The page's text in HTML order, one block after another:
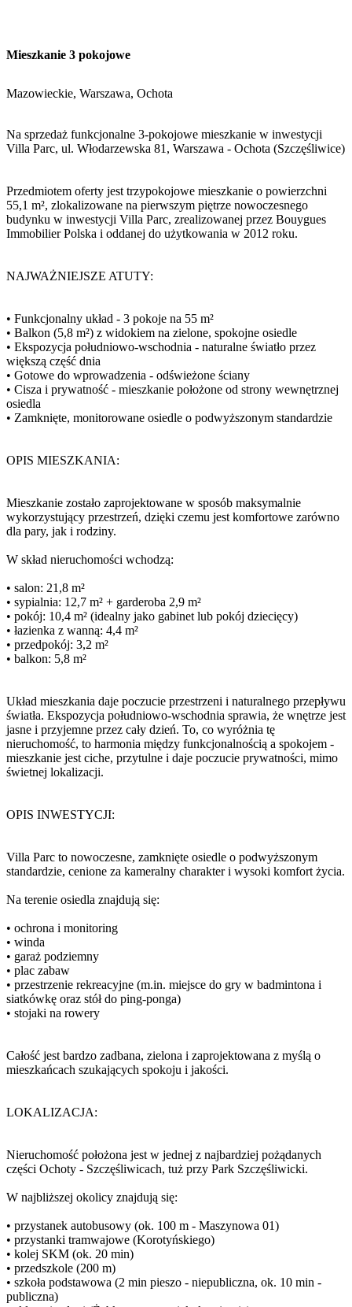
Mieszkanie 3 pokojowe
Mazowieckie, Warszawa, Ochota
Na sprzedaż funkcjonalne 3-pokojowe mieszkanie w inwestycji
Villa Parc, ul. Włodarzewska 81, Warszawa - Ochota (Szczęśliwice)
Przedmiotem oferty jest trzypokojowe mieszkanie o powierzchni
55,1 m², zlokalizowane na pierwszym piętrze nowoczesnego
budynku w inwestycji Villa Parc, zrealizowanej przez Bouygues
Immobilier Polska i oddanej do użytkowania w 2012 roku.
NAJWAŻNIEJSZE ATUTY:
• Funkcjonalny układ - 3 pokoje na 55 m²
• Balkon (5,8 m²) z widokiem na zielone, spokojne osiedle
• Ekspozycja południowo-wschodnia - naturalne światło przez
większą część dnia
• Gotowe do wprowadzenia - odświeżone ściany
• Cisza i prywatność - mieszkanie położone od strony wewnętrznej
osiedla
• Zamknięte, monitorowane osiedle o podwyższonym standardzie
OPIS MIESZKANIA:
Mieszkanie zostało zaprojektowane w sposób maksymalnie
wykorzystujący przestrzeń, dzięki czemu jest komfortowe zarówno
dla pary, jak i rodziny.
W skład nieruchomości wchodzą:
• salon: 21,8 m²
• sypialnia: 12,7 m² + garderoba 2,9 m²
• pokój: 10,4 m² (idealny jako gabinet lub pokój dziecięcy)
• łazienka z wanną: 4,4 m²
• przedpokój: 3,2 m²
• balkon: 5,8 m²
Układ mieszkania daje poczucie przestrzeni i naturalnego przepływu
światła. Ekspozycja południowo-wschodnia sprawia, że wnętrze jest
jasne i przyjemne przez cały dzień. To, co wyróżnia tę
nieruchomość, to harmonia między funkcjonalnością a spokojem -
mieszkanie jest ciche, przytulne i daje poczucie prywatności, mimo
świetnej lokalizacji.
OPIS INWESTYCJI:
Villa Parc to nowoczesne, zamknięte osiedle o podwyższonym
standardzie, cenione za kameralny charakter i wysoki komfort życia.
Na terenie osiedla znajdują się:
• ochrona i monitoring
• winda
• garaż podziemny
• plac zabaw
• przestrzenie rekreacyjne (m.in. miejsce do gry w badmintona i
siatkówkę oraz stół do ping-ponga)
• stojaki na rowery
Całość jest bardzo zadbana, zielona i zaprojektowana z myślą o
mieszkańcach szukających spokoju i jakości.
LOKALIZACJA:
Nieruchomość położona jest w jednej z najbardziej pożądanych
części Ochoty - Szczęśliwicach, tuż przy Park Szczęśliwicki.
W najbliższej okolicy znajdują się:
• przystanek autobusowy (ok. 100 m - Maszynowa 01)
• przystanki tramwajowe (Korotyńskiego)
• kolej SKM (ok. 20 min)
• przedszkole (200 m)
• szkoła podstawowa (2 min pieszo - niepubliczna, ok. 10 min -
publiczna)